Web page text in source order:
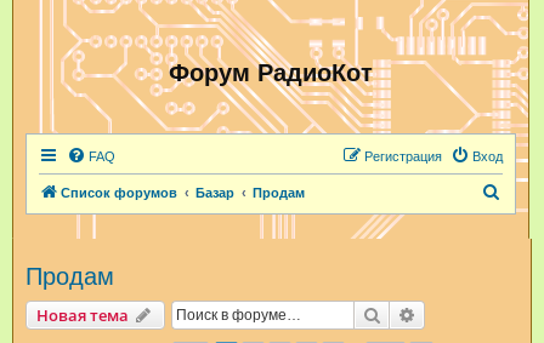
Форум РадиоКот
FAQ Вход
Регистрация
Список форумов Базар Продам
Продам
Новая тема Поиск